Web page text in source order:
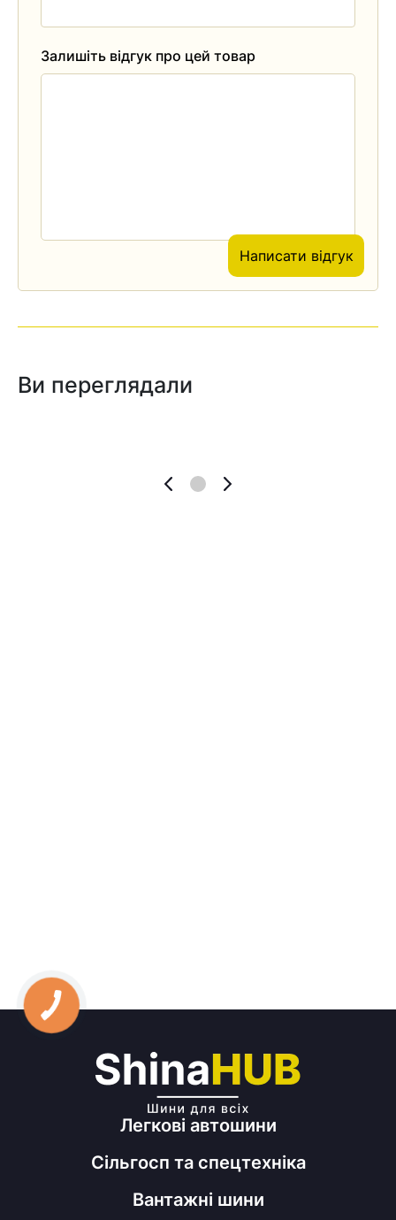
Залишіть відгук про цей товар
Написати відгук
Ви переглядали
Легкові автошини
Сільгосп та спецтехніка
Вантажні шини